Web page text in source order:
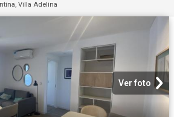
Villa Adelina
Ver foto